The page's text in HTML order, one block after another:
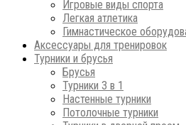
Игровые виды спорта
Легкая атлетика
Гимнастическое
Аксессуары для тренировок
Турники и брусья
Брусья
Турники 3 в 1
Настенные турники
Потолочные турники